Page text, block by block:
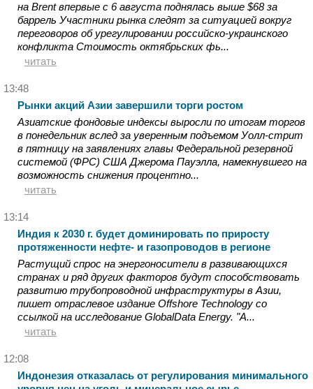
на Brent впервые с 6 августа поднялась выше $68 за
баррель Участники рынка следят за ситуацией вокруг
переговоров об урегулировании российско-украинского
конфликта Стоимость октябрьских фь...
читать
13:48
Рынки акций Азии завершили торги ростом
Азиатские фондовые индексы выросли по итогам торгов
в понедельник вслед за уверенным подъемом Уолл-стрит
в пятницу на заявлениях главы Федеральной резервной
системой (ФРС) США Джерома Пауэлла, намекнувшего на
возможность снижения процентно...
читать
13:14
Индия к 2030 г. будет доминировать по приросту
протяженности нефте- и газопроводов в регионе
Растущий спрос на энергоносители в развивающихся
странах и ряд других факторов будут способствовать
развитию трубопроводной инфраструктуры в Азии,
пишет отраслевое издание Offshore Technology со
ссылкой на исследование GlobalData Energy. "А...
читать
12:08
Индонезия отказалась от регулирования минимального